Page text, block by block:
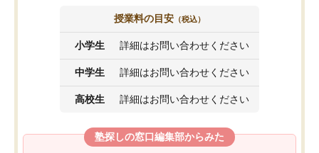
授業料の目安 （税込）
小学生 詳細はお問い合わせください
中学生 詳細はお問い合わせください
高校生 詳細はお問い合わせください
塾探しの窓口編集部からみた